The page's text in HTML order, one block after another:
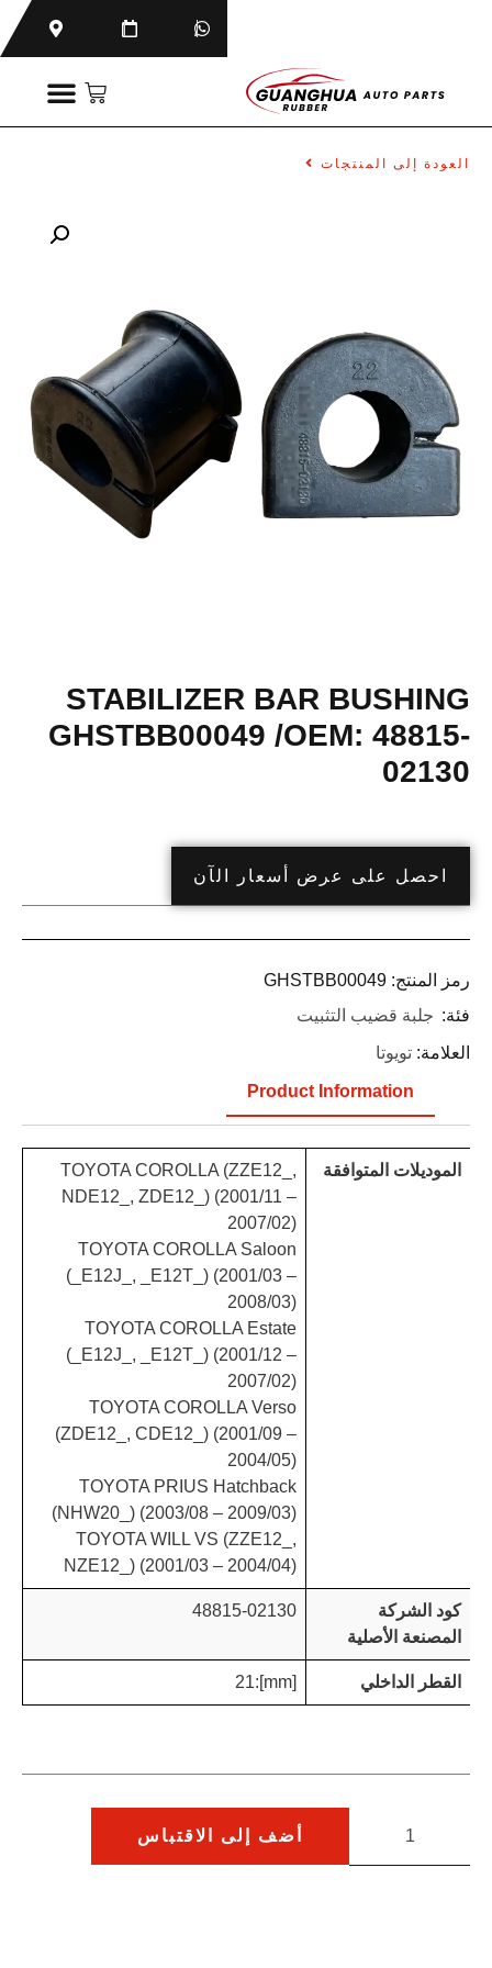
العودة إلى المنتجات
STABILIZER BAR BUSHING
GHSTBB00049 /OEM: 48815-
02130
احصل على عرض أسعار الآن
رمز المنتج: GHSTBB00049
فئة: جلبة قضيب التثبيت
العلامة: تويوتا
Product Information
الموديلات المتوافقة
TOYOTA COROLLA (ZZE12_,
NDE12_, ZDE12_) (2001/11 –
2007/02)
TOYOTA COROLLA Saloon
(_E12J_, _E12T_) (2001/03 –
2008/03)
TOYOTA COROLLA Estate
(_E12J_, _E12T_) (2001/12 –
2007/02)
TOYOTA COROLLA Verso
(ZDE12_, CDE12_) (2001/09 –
2004/05)
TOYOTA PRIUS Hatchback
(NHW20_) (2003/08 – 2009/03)
TOYOTA WILL VS (ZZE12_,
NZE12_) (2001/03 – 2004/04)
كود الشركة
المصنعة الأصلية
48815-02130
القطر الداخلي [mm]:21
أضف إلى الاقتباس